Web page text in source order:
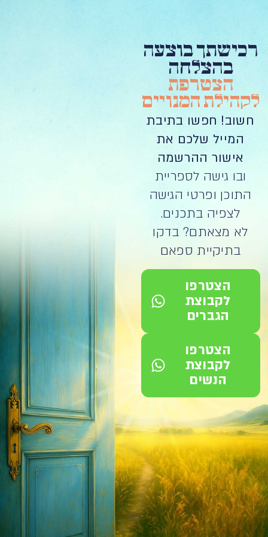
רכישתך בוצעה
בהצלחה
הצטרפת
לקהילת המנויים
חשוב! חפשו בתיבת
המייל שלכם את
אישור ההרשמה
ובו גישה לספריית
התוכן ופרטי הגישה
לצפיה בתכנים.
לא מצאתם? בדקו
בתיקיית ספאם
הצטרפו
לקבוצת
הגברים
הצטרפו
לקבוצת
הנשים